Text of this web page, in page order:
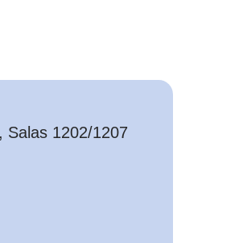
Salas 1202/1207